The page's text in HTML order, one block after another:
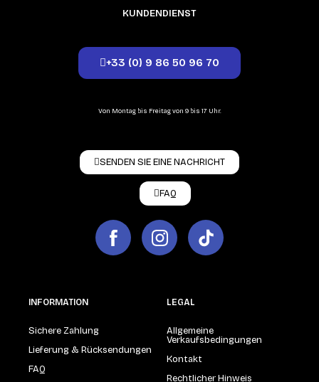
KUNDENDIENST
+33 (0) 9 86 50 96 70
Von Montag bis Freitag von 9 bis 17 Uhr.
SENDEN SIE EINE NACHRICHT
FAQ
INFORMATION
Sichere Zahlung
Lieferung & Rücksendungen
FAQ
LEGAL
Allgemeine
Verkaufsbedingungen
Kontakt
Rechtlicher Hinweis